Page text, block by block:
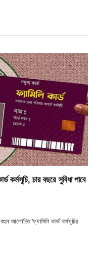
কর্মসূচি, চার বছরে সুবিধা পাবে
আলোচিত ‘ফ্যামিলি কার্ড’ কর্মসূচির